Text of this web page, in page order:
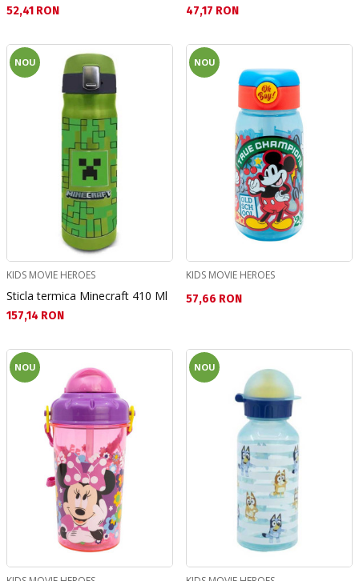
Текуща цена:
52,41 RON
Текуща цена:
47,17 RON
NOU
KIDS MOVIE HEROES
Sticla termica Minecraft 410 Ml
Текуща цена:
157,14 RON
NOU
KIDS MOVIE HEROES
Текуща цена:
57,66 RON
NOU NOU